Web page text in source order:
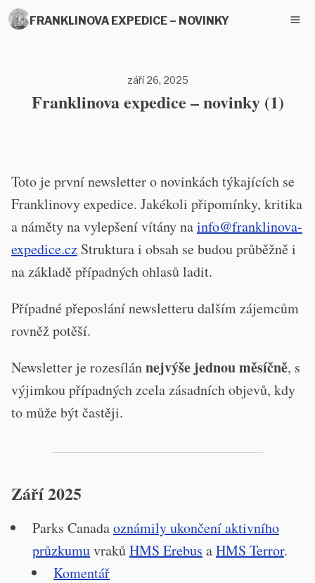
FRANKLINOVA EXPEDICE – NOVINKY
září 26, 2025
Franklinova expedice – novinky (1)
Toto je první newsletter o novinkách týkajících se
Franklinovy expedice. Jakékoli připomínky, kritika
a náměty na vylepšení vítány nainfo@franklinova-
expedice.cz Struktura i obsah se budou průběžně i
na základě případných ohlasů ladit.
Případné přeposlání newsletteru dalším zájemcům
rovněž potěší.
Newsletter je rozesílánnejvýše jednou měsíčně, s
výjimkou případných zcela zásadních objevů, kdy
to může být častěji.
Září 2025
Parks Canadaoznámily ukončení aktivního
průzkumuvrakůHMS Erebus aHMS Terror.
Komentář